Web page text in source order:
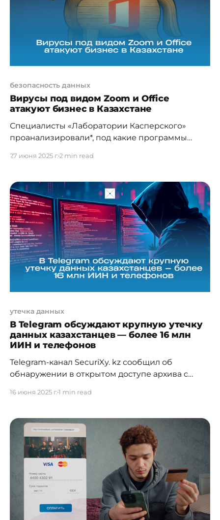
безопасность данных
Вирусы под видом Zoom и Office
атакуют бизнес в Казахстане
Специалисты «Лаборатории Касперского»
проанализировали*, под какие программы
малый и средний бизнес (МСБ) в Казахстане с
оказался Zoom: под него мимикрировали около
половины всех обнаруженных уникальных
вредоносных и потенциально нежелательных
файлов. Причём по сравнению с аналогичным
периодом в
27 июня 2025 г.2 min read
утечка данных
В Telegram обсуждают крупную утечку
данных казахстанцев — более 16 млн
ИИН и телефонов
Telegram-канал SecuriXy. kz сообщил об
обнаружении в открытом доступе архива с
Мобильные, рабочие и домашние телефоны –
Адрес проживания – Гражданство и
национальность – Названия организаций — от
частных клиник до госучреждений. Архив
«Жители Казахстана
16 июня 2025 г.1 min read